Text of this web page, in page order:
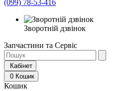
(099) 78-53-416
Зворотній дзвінок
Запчастини та Сервіс
Кабінет
0 Кошик
Кошик